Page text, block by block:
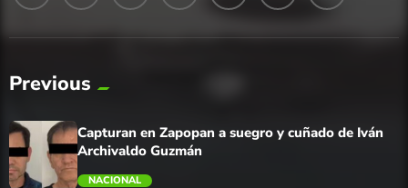
Previous
Capturan en Zapopan a suegro y cuñado de Iván
Archivaldo Guzmán
NACIONAL